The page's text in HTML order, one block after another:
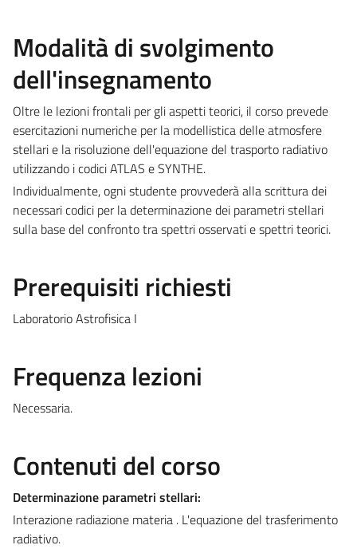
Modalità di svolgimento
dell'insegnamento
Oltre le lezioni frontali per gli aspetti teorici, il corso prevede
esercitazioni numeriche per la modellistica delle atmosfere
stellari e la risoluzione dell'equazione del trasporto radiativo
utilizzando i codici ATLAS e SYNTHE.
Individualmente, ogni studente provvederà alla scrittura dei
necessari codici per la determinazione dei parametri stellari
sulla base del confronto tra spettri osservati e spettri teorici.
Prerequisiti richiesti
Laboratorio Astrofisica I
Frequenza lezioni
Necessaria.
Contenuti del corso
Determinazione parametri stellari:
Interazione radiazione materia . L'equazione del trasferimento
radiativo.